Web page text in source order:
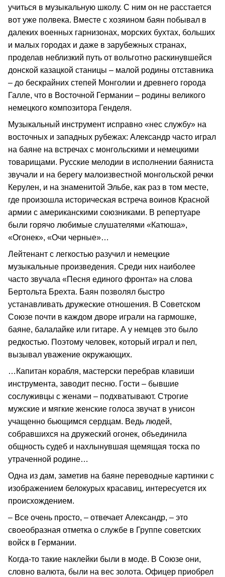
учиться в музыкальную школу. С ним он не расстается
вот уже полвека. Вместе с хозяином баян побывал в
далеких военных гарнизонах, морских бухтах, больших
и малых городах и даже в зарубежных странах,
проделав неблизкий путь от вольготно раскинувшейся
донской казацкой станицы – малой родины отставника
– до бескрайних степей Монголии и древнего города
Галле, что в Восточной Германии – родины великого
немецкого композитора Генделя.
Музыкальный инструмент исправно «нес службу» на
восточных и западных рубежах: Александр часто играл
на баяне на встречах с монгольскими и немецкими
товарищами. Русские мелодии в исполнении баяниста
звучали и на берегу малоизвестной монгольской речки
Керулен, и на знаменитой Эльбе, как раз в том месте,
где произошла историческая встреча воинов Красной
армии с американскими союзниками. В репертуаре
были горячо любимые слушателями «Катюша»,
«Огонек», «Очи черные»…
Лейтенант с легкостью разучил и немецкие
музыкальные произведения. Среди них наиболее
часто звучала «Песня единого фронта» на слова
Бертольта Брехта. Баян позволял быстро
устанавливать дружеские отношения. В Советском
Союзе почти в каждом дворе играли на гармошке,
баяне, балалайке или гитаре. А у немцев это было
редкостью. Поэтому человек, который играл и пел,
вызывал уважение окружающих.
…Капитан корабля, мастерски перебрав клавиши
инструмента, заводит песню. Гости – бывшие
сослуживцы с женами – подхватывают. Строгие
мужские и мягкие женские голоса звучат в унисон
учащенно бьющимся сердцам. Ведь людей,
собравшихся на дружеский огонек, объединила
общность судеб и нахлынувшая щемящая тоска по
утраченной родине…
Одна из дам, заметив на баяне переводные картинки с
изображением белокурых красавиц, интересуется их
происхождением.
– Все очень просто, – отвечает Александр, – это
своеобразная отметка о службе в Группе советских
войск в Германии.
Когда-то такие наклейки были в моде. В Союзе они,
словно валюта, были на вес золота. Офицер приобрел